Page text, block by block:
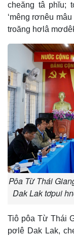
cheăng tâ phĭu;
‘mêng rơnêu
troăng hơlâ
Pôa Từ Thái
Dak Lak tơpui
Tiô pôa Từ Thái
pơlê Dak Lak,